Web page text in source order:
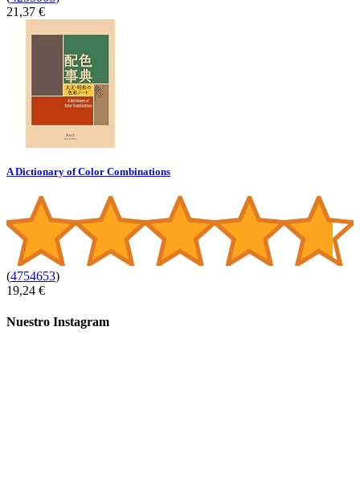
21,37 €
A Dictionary of Color Combinations
(4754653)
19,24 €
Nuestro Instagram